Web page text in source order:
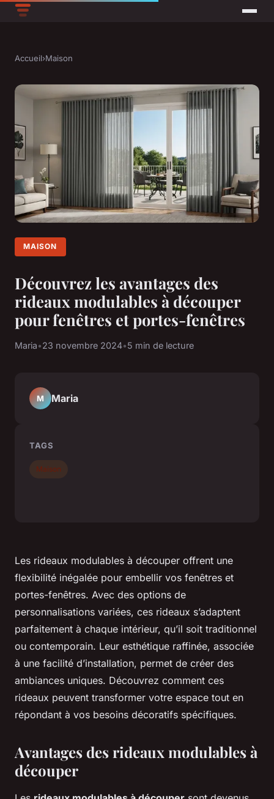
Accueil›Maison
MAISON
Découvrez les avantages des
rideaux modulables à découper
pour fenêtres et portes-fenêtres
Maria•23 novembre 2024•5 min de lecture
Les rideaux modulables à découper offrent une
flexibilité inégalée pour embellir vos fenêtres et
portes-fenêtres. Avec des options de
personnalisations variées, ces rideaux s’adaptent
parfaitement à chaque intérieur, qu’il soit traditionnel
ou contemporain. Leur esthétique raffinée, associée
à une facilité d’installation, permet de créer des
ambiances uniques. Découvrez comment ces
rideaux peuvent transformer votre espace tout en
répondant à vos besoins décoratifs spécifiques.
Avantages des rideaux modulables à
découper
M Maria
TAGS
Maison